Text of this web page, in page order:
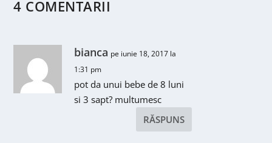
4 COMENTARII
bianca pe iunie 18, 2017 la
1:31 pm
pot da unui bebe de 8 luni
si 3 sapt? multumesc
RĂSPUNS